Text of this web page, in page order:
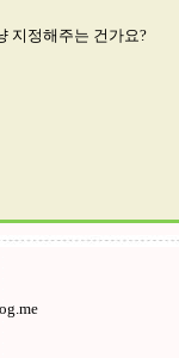
정해주는 건가요?